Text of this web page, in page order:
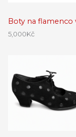
Boty na flamenco
5,000Kč